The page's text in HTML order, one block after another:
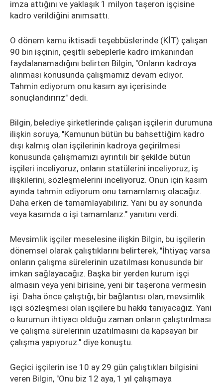
imza attığını ve yaklaşık 1 milyon taşeron işçisine
kadro verildiğini anımsattı.
O dönem kamu iktisadi teşebbüslerinde (KİT) çalışan
90 bin işçinin, çeşitli sebeplerle kadro imkanından
faydalanamadığını belirten Bilgin, "Onların kadroya
alınması konusunda çalışmamız devam ediyor.
Tahmin ediyorum onu kasım ayı içerisinde
sonuçlandırırız" dedi.
Bilgin, belediye şirketlerinde çalışan işçilerin durumuna
ilişkin soruya, "Kamunun bütün bu bahsettiğim kadro
dışı kalmış olan işçilerinin kadroya geçirilmesi
konusunda çalışmamızı ayrıntılı bir şekilde bütün
işçileri inceliyoruz, onların statülerini inceliyoruz, iş
ilişkilerini, sözleşmelerini inceliyoruz. Onun için kasım
ayında tahmin ediyorum onu tamamlamış olacağız.
Daha erken de tamamlayabiliriz. Yani bu ay sonunda
veya kasımda o işi tamamlarız." yanıtını verdi.
Mevsimlik işçiler meselesine ilişkin Bilgin, bu işçilerin
dönemsel olarak çalıştıklarını belirterek, "İhtiyaç varsa
onların çalışma sürelerinin uzatılması konusunda bir
imkan sağlayacağız. Başka bir yerden kurum işçi
almasın veya yeni birisine, yeni bir taşerona vermesin
işi. Daha önce çalıştığı, bir bağlantısı olan, mevsimlik
işçi sözleşmesi olan işçilere bu hakkı tanıyacağız. Yani
o kurumun ihtiyacı olduğu zaman onların çalıştırılması
ve çalışma sürelerinin uzatılmasını da kapsayan bir
çalışma yapıyoruz." diye konuştu.
Geçici işçilerin ise 10 ay 29 gün çalıştıkları bilgisini
veren Bilgin, "Onu biz 12 aya, 1 yıl çalışmaya